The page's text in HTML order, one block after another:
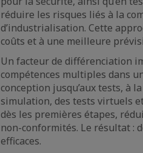
réduire les risques liés à la
d’industrialisation. Cette
coûts et à une meilleure
Un facteur de différenciation
compétences multiples dans
conception jusqu’aux tests, à
simulation, des tests virtuels
dès les premières étapes,
non-conformités. Le résultat :
efficaces.